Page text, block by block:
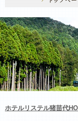
ホテルリステル猪苗代